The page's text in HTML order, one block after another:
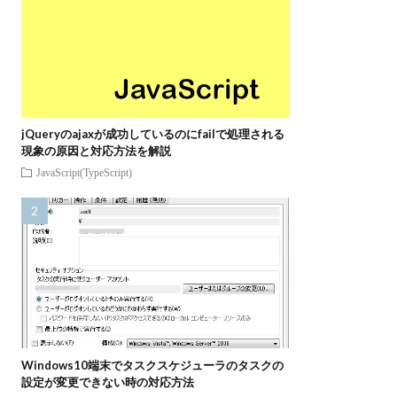
jQueryのajaxが成功しているのにfailで処理される
現象の原因と対応方法を解説
JavaScript(TypeScript)
Windows10端末でタスクスケジューラのタスクの
設定が変更できない時の対応方法